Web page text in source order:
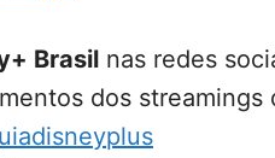
Brasil nas redes
dos streamings